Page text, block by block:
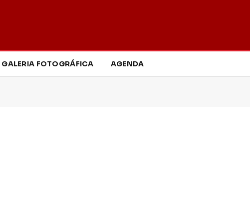
GALERIA FOTOGRÁFICA AGENDA